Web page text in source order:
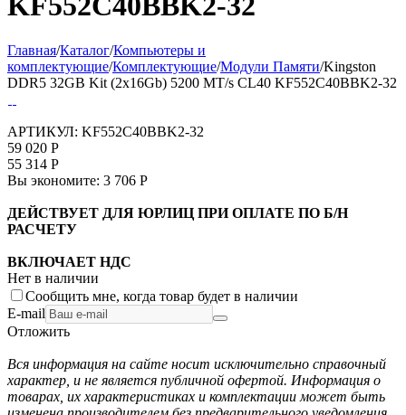
Главная/Каталог/Компьютеры и
комплектующие/Комплектующие/Модули Памяти/Kingston
DDR5 32GB Kit (2x16Gb) 5200 MT/s CL40 KF552C40BBK2-32
АРТИКУЛ: KF552C40BBK2-32
59 020 Р
55 314 Р
Вы экономите: 3 706 Р
ДЕЙСТВУЕТ ДЛЯ ЮРЛИЦ ПРИ ОПЛАТЕ ПО Б/Н
РАСЧЕТУ
ВКЛЮЧАЕТ НДС
Нет в наличии
Сообщить мне, когда товар будет в наличии
E-mail
Отложить
Вся информация на сайте носит исключительно справочный
характер, и не является публичной офертой. Информация о
товарах, их характеристиках и комплектации может быть